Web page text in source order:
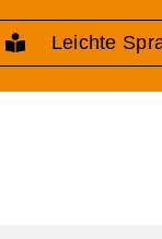
Leichte